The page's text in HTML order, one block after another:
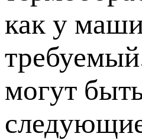
как у
могут